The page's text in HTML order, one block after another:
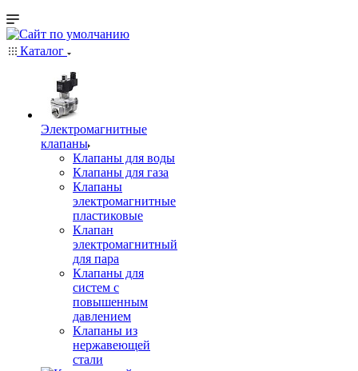
Каталог
Электромагнитные
клапаны
Клапаны для воды
Клапаны для газа
Клапаны
электромагнитные
пластиковые
Клапан
электромагнитный
для пара
Клапаны для
систем с
повышенным
давлением
Клапаны из
нержавеющей
стали